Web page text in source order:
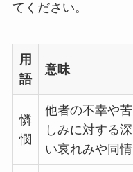
てください。
用
語
意味
憐
憫
他者の不幸や苦
しみに対する深
い哀れみや同情